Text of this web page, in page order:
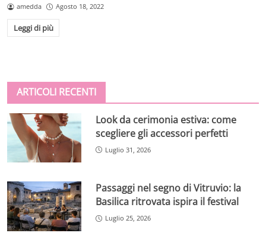
amedda Agosto 18, 2022
Leggi di più
ARTICOLI RECENTI
Look da cerimonia estiva: come
scegliere gli accessori perfetti
Luglio 31, 2026
Passaggi nel segno di Vitruvio: la
Basilica ritrovata ispira il festival
Luglio 25, 2026